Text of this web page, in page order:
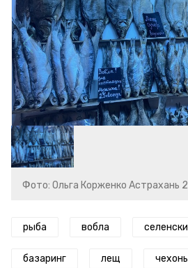
Фото: Ольга Корженко Астрахань
рыба вобла
базаринг лещ чехонь